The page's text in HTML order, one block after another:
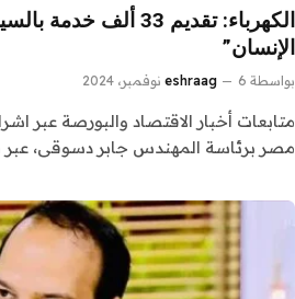
الكهرباء: تقديم 33
الإنسان”
بواسطة eshraag 6 نوفمبر، 2024
متابعات أخبار الاقتصاد والبورصة عبر
مصر برئاسة المهندس جابر دسوقى،